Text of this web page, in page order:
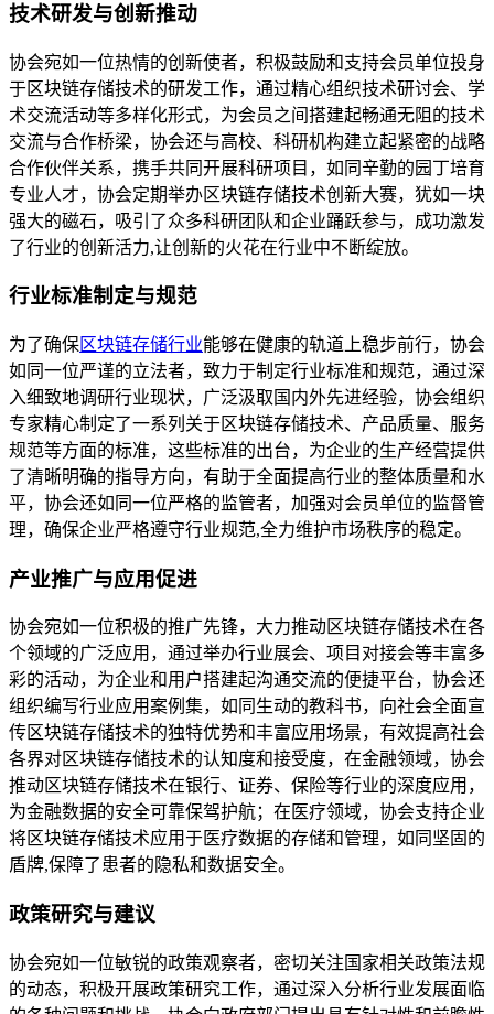
技术研发与创新推动
协会宛如一位热情的创新使者，积极鼓励和支持会员单位投身
于区块链存储技术的研发工作，通过精心组织技术研讨会、学
术交流活动等多样化形式，为会员之间搭建起畅通无阻的技术
交流与合作桥梁，协会还与高校、科研机构建立起紧密的战略
合作伙伴关系，携手共同开展科研项目，如同辛勤的园丁培育
专业人才，协会定期举办区块链存储技术创新大赛，犹如一块
强大的磁石，吸引了众多科研团队和企业踊跃参与，成功激发
了行业的创新活力,让创新的火花在行业中不断绽放。
行业标准制定与规范
为了确保区块链存储行业能够在健康的轨道上稳步前行，协会
如同一位严谨的立法者，致力于制定行业标准和规范，通过深
入细致地调研行业现状，广泛汲取国内外先进经验，协会组织
专家精心制定了一系列关于区块链存储技术、产品质量、服务
规范等方面的标准，这些标准的出台，为企业的生产经营提供
了清晰明确的指导方向，有助于全面提高行业的整体质量和水
平，协会还如同一位严格的监管者，加强对会员单位的监督管
理，确保企业严格遵守行业规范,全力维护市场秩序的稳定。
产业推广与应用促进
协会宛如一位积极的推广先锋，大力推动区块链存储技术在各
个领域的广泛应用，通过举办行业展会、项目对接会等丰富多
彩的活动，为企业和用户搭建起沟通交流的便捷平台，协会还
组织编写行业应用案例集，如同生动的教科书，向社会全面宣
传区块链存储技术的独特优势和丰富应用场景，有效提高社会
各界对区块链存储技术的认知度和接受度，在金融领域，协会
推动区块链存储技术在银行、证券、保险等行业的深度应用，
为金融数据的安全可靠保驾护航；在医疗领域，协会支持企业
将区块链存储技术应用于医疗数据的存储和管理，如同坚固的
盾牌,保障了患者的隐私和数据安全。
政策研究与建议
协会宛如一位敏锐的政策观察者，密切关注国家相关政策法规
的动态，积极开展政策研究工作，通过深入分析行业发展面临